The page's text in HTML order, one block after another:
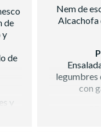
Cerveza
de
y
de
y
Nem de
Alcachofa
legumbres
con